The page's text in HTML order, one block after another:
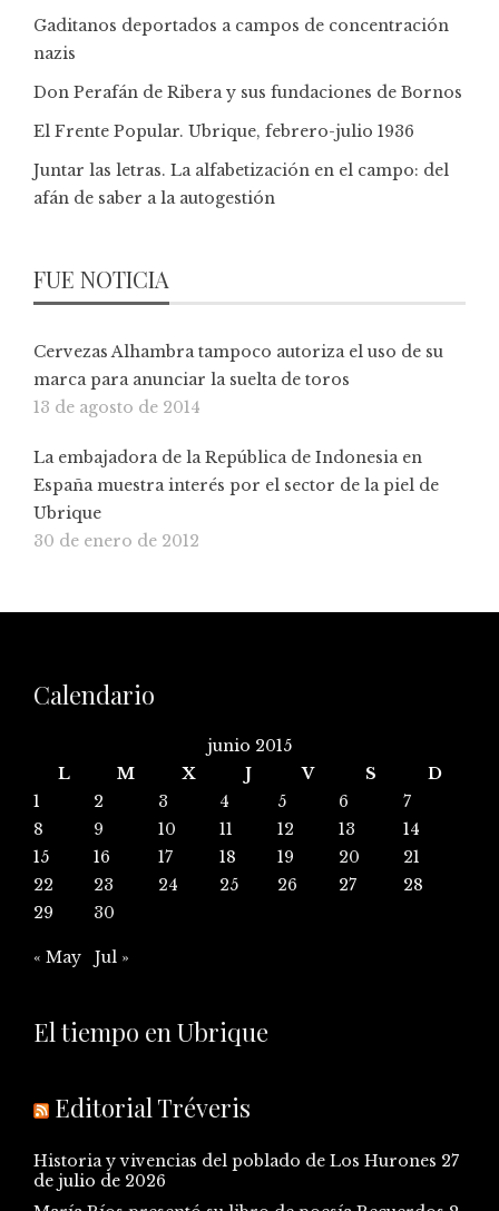
Gaditanos deportados a campos de concentración
nazis
Don Perafán de Ribera y sus fundaciones de Bornos
El Frente Popular. Ubrique, febrero-julio 1936
Juntar las letras. La alfabetización en el campo: del
afán de saber a la autogestión
FUE NOTICIA
Cervezas Alhambra tampoco autoriza el uso de su
marca para anunciar la suelta de toros
13 de agosto de 2014
La embajadora de la República de Indonesia en
España muestra interés por el sector de la piel de
Ubrique
30 de enero de 2012
Calendario
junio 2015
L
M X J V S
D
1
2 3 4 5 6
7
8
9 10 11 12 13
14
15
16 17 18 19 20
21
22
23 24 25 26 27
28
29
30
« May Jul »
El tiempo en Ubrique
Editorial Tréveris
Historia y vivencias del poblado de Los Hurones 27
de julio de 2026